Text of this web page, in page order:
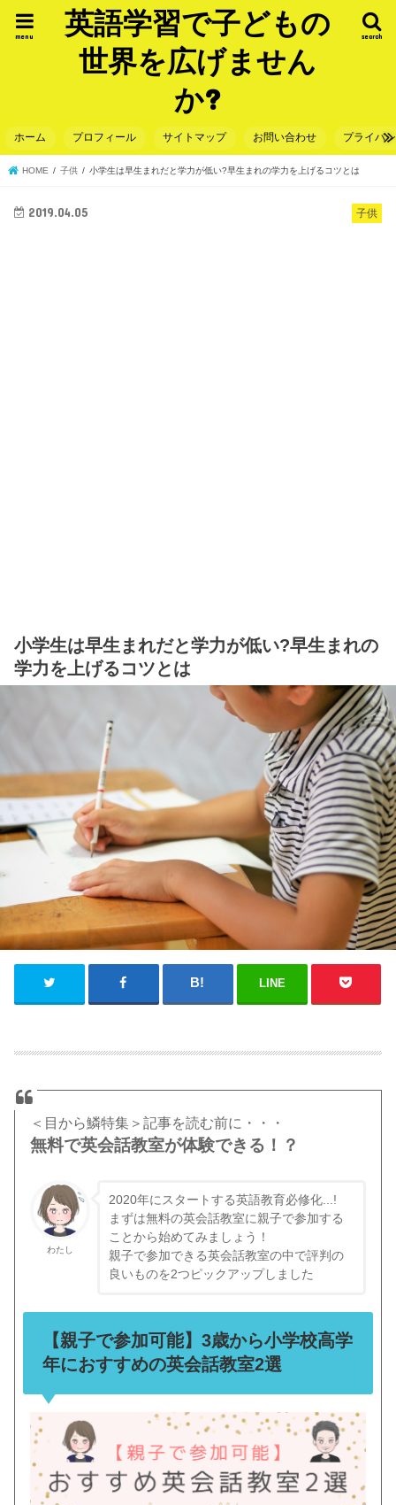
英語学習で子どもの
世界を広げません
か?
search
menu
ホーム プロフィール サイトマップ お問い合わせ プライバ
HOME 子供 小学生は早生まれだと学力が低い?早生まれの学力を上げるコツとは
子供
2019.04.05
小学生は早生まれだと学力が低い?早生まれの
学力を上げるコツとは
LINE
＜目から鱗特集＞記事を読む前に・・・
無料で英会話教室が体験できる！？
わたし
2020年にスタートする英語教育必修化...!
まずは無料の英会話教室に親子で参加する
ことから始めてみましょう！
親子で参加できる英会話教室の中で評判の
良いものを2つピックアップしました
【親子で参加可能】3歳から小学校高学
年におすすめの英会話教室2選